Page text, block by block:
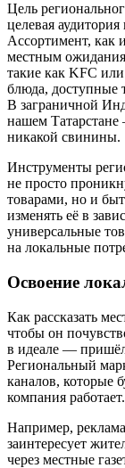
Цель
целевая
Ассортимент, как
местным
такие как KFC
блюда, доступные
В заграничной
нашем
никакой свинины.
Инструменты
не просто
товарами, но и
изменять её в
универсальные
на локальные
Освоение
Как рассказать
чтобы он
в идеале — пришёл
Региональный
каналов, которые
компания работает.
Например,
заинтересует
через местные